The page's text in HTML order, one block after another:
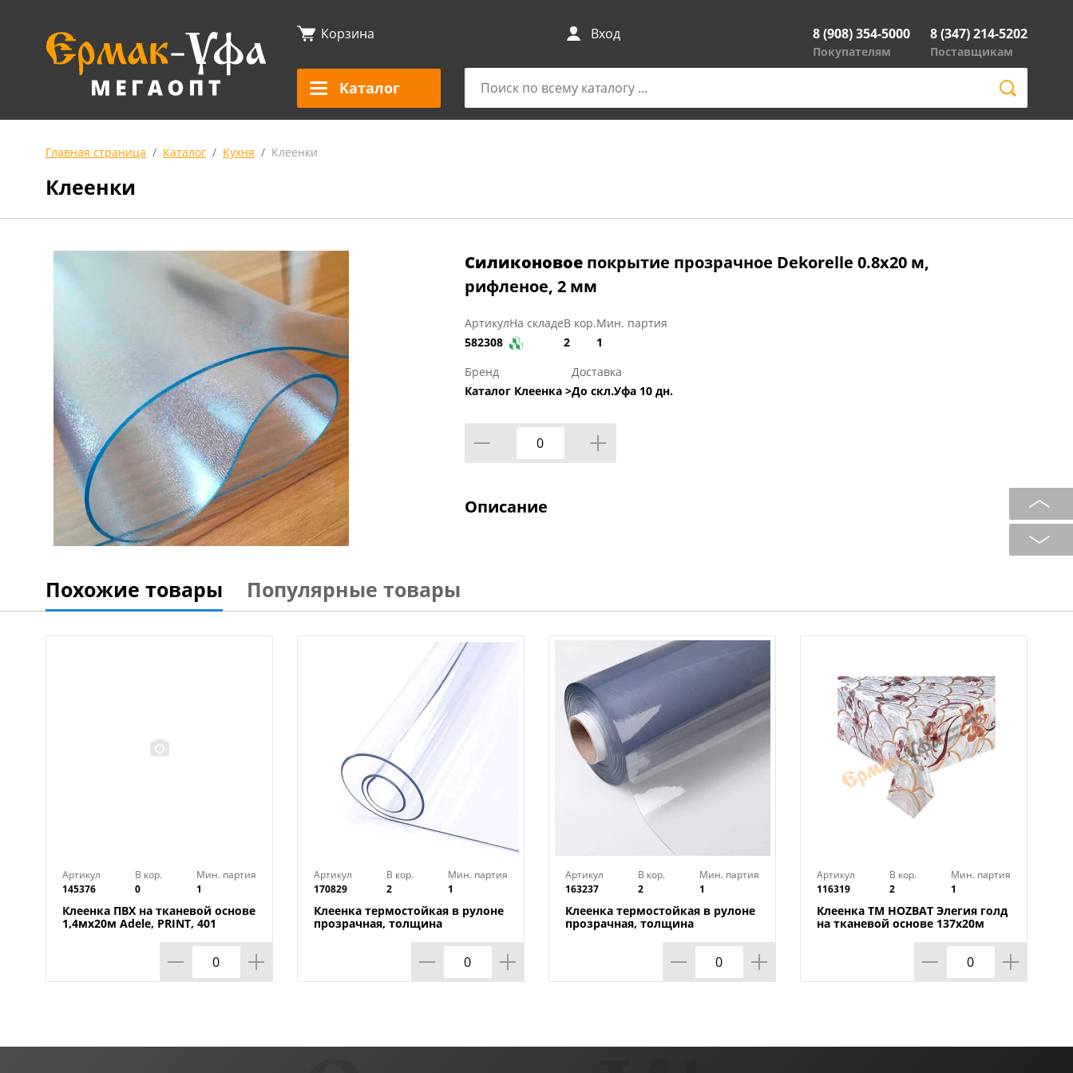
Корзина Вход 8 (908) 354-5000
Покупателям
8 (347) 214-5202
Поставщикам
Каталог
Главная страница Каталог Кухня Клеенки
Клеенки
Силиконовое покрытие прозрачное Dekorelle 0.8x20 м,
рифленое, 2 мм
Артикул
582308
На складеВ кор.
2
Мин. партия
1
Бренд
Каталог Клеенка >
Доставка
До скл.Уфа 10 дн.
Описание
Похожие товары Популярные товары
Артикул
145376
В кор.
0
Мин. партия
1
Клеенка ПВХ на тканевой основе
1,4мх20м Adele, PRINT, 401
Артикул
170829
В кор.
2
Мин. партия
1
Клеенка термостойкая в рулоне
прозрачная, толщина
Артикул
163237
В кор.
2
Мин. партия
1
Клеенка термостойкая в рулоне
прозрачная, толщина
Артикул
116319
В кор.
2
Мин. партия
1
Клеенка TM HOZBAT Элегия голд
на тканевой основе 137х20м